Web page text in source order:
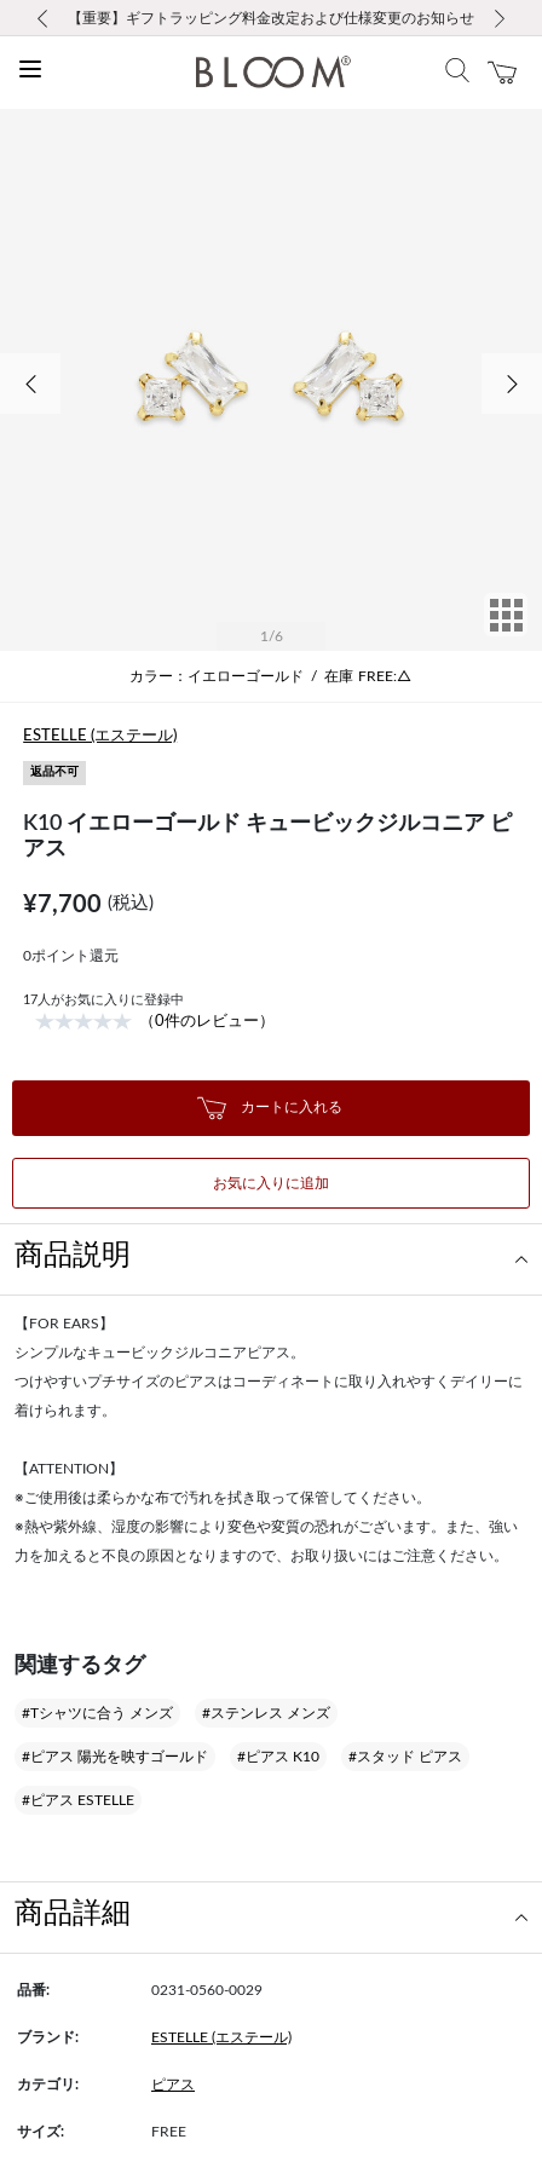
お修理・アフターサービスのご案内
【重要】令和８年熊本地震に伴う集配への影響について
【重要】ギフトラッピング料金改定および仕様変更のお知らせ
【重要】夏季休業の営業についてのご案内
税込5,500円以上で送料無料｜最短24時間以内に発送
新規会員登録で1000ポイントプレゼント！
新規LINE友だち登録で500円クーポンプレゼント
会員限定！レビュー投稿で100ポイントプレゼント
お修理・アフターサービスのご案内
【重要】令和８年熊本地震に伴う集配への影響について
1 /6
カラー：イエローゴールド / 在庫 FREE:△
ESTELLE (エステール)
返品不可
K10 イエローゴールド キュービックジルコニア ピ
アス
¥7,700(税込)
0ポイント還元
17 人がお気に入りに登録中
（0件のレビュー）
カートに入れる
お気に入りに追加
商品説明
【FOR EARS】
シンプルなキュービックジルコニアピアス。
つけやすいプチサイズのピアスはコーディネートに取り入れやすくデイリーに
着けられます。
【ATTENTION】
※ご使用後は柔らかな布で汚れを拭き取って保管してください。
※熱や紫外線、湿度の影響により変色や変質の恐れがございます。また、強い
力を加えると不良の原因となりますので、お取り扱いにはご注意ください。
関連するタグ
#Tシャツに合う メンズ #ステンレス メンズ
#ピアス 陽光を映すゴールド #ピアス K10 #スタッド ピアス
#ピアス ESTELLE
商品詳細
品番: 0231-0560-0029
ブランド: ESTELLE (エステール)
カテゴリ: ピアス
サイズ: FREE